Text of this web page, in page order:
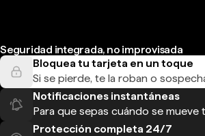
Seguridad integrada, no improvisada
Bloquea tu tarjeta en un toque
Si se pierde, te la roban o
Notificaciones instantáneas
Para que sepas cuándo se mueve
Protección completa 24/7